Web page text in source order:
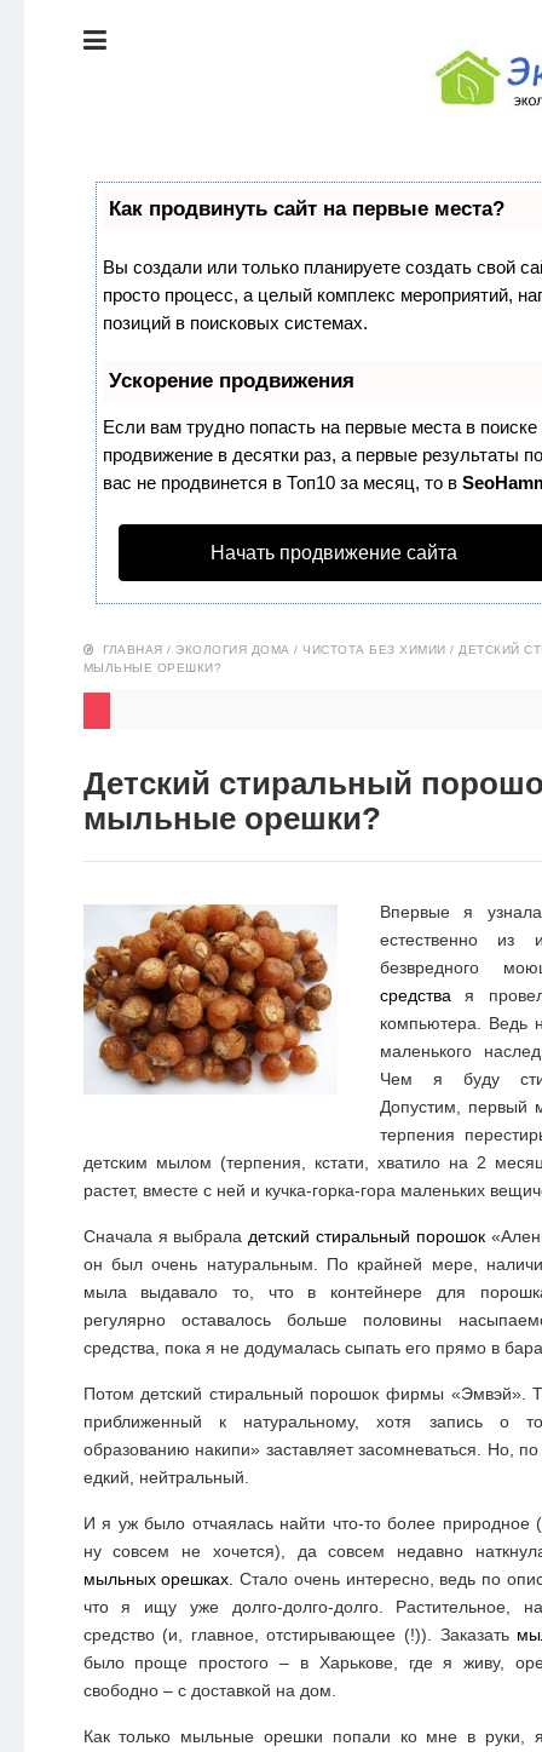
СТИЛЬ
ЭКОЛОГИЯ
ДОМА
КРАСОТА И
ПИТАНИЕ
БЛОГ
Как продвинуть сайт на первые места?
Вы создали или только планируете создать свой
просто процесс, а целый комплекс мероприятий,
позиций в поисковых системах.
Ускорение продвижения
Если вам трудно попасть на первые места в
продвижение в десятки раз, а первые результаты
вас не продвинется в Топ10 за месяц, то в
Начать продвижение сайта
ГЛАВНАЯ / ЭКОЛОГИЯ ДОМА / ЧИСТОТА БЕЗ ХИМИИ / ДЕТСКИЙ
МЫЛЬНЫЕ ОРЕШКИ?
Детский стиральный
мыльные орешки?
Впервые я
естественно из
безвредного
средства я
компьютера. Ведь
маленького
Чем я буду
Допустим, первый
терпения
детским мылом (терпения, кстати, хватило на 2
растет, вместе с ней и кучка-горка-гора маленьких
Сначала я выбрала детский стиральный порошок
он был очень натуральным. По крайней мере,
мыла выдавало то, что в контейнере для
регулярно оставалось больше половины
средства, пока я не додумалась сыпать его прямо в
Потом детский стиральный порошок фирмы «Эмвэй».
приближенный к натуральному, хотя запись о
образованию накипи» заставляет засомневаться. Но,
едкий, нейтральный.
И я уж было отчаялась найти что-то более природное
ну совсем не хочется), да совсем недавно
мыльных орешках. Стало очень интересно, ведь по
что я ищу уже долго-долго-долго. Растительное,
средство (и, главное, отстирывающее (!)). Заказать
было проще простого – в Харькове, где я живу,
свободно – с доставкой на дом.
Как только мыльные орешки попали ко мне в руки,